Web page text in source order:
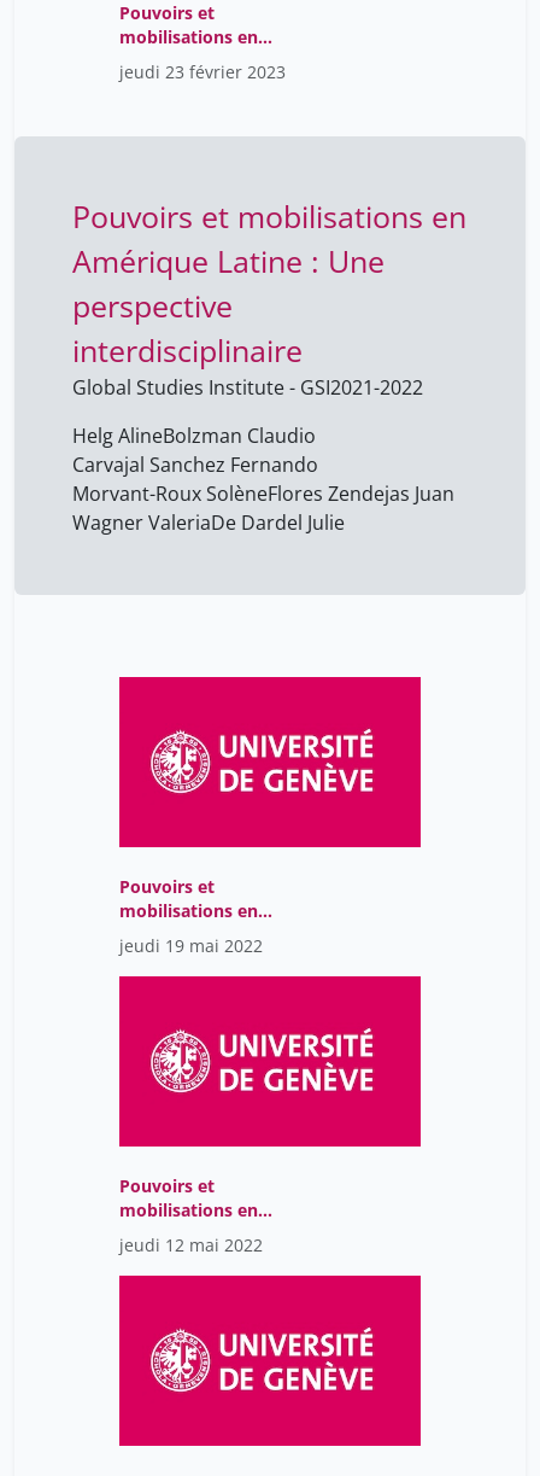
Pouvoirs et
mobilisations en
Amérique Latine : Une
perspective
jeudi 23 février 2023
Pouvoirs et mobilisations en
Amérique Latine : Une
perspective
interdisciplinaire
Global Studies Institute - GSI2021-2022
Helg AlineBolzman Claudio
Carvajal Sanchez Fernando
Morvant-Roux SolèneFlores Zendejas Juan
Wagner ValeriaDe Dardel Julie
Pouvoirs et
mobilisations en
Amérique Latine : Une
perspective
interdisciplinaire
jeudi 19 mai 2022
Pouvoirs et
mobilisations en
Amérique Latine : Une
perspective
interdisciplinaire
jeudi 12 mai 2022